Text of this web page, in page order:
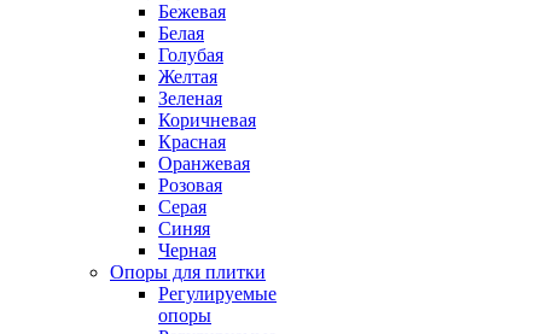
Бежевая
Белая
Голубая
Желтая
Зеленая
Коричневая
Красная
Оранжевая
Розовая
Серая
Синяя
Черная
Опоры для плитки
Регулируемые
опоры